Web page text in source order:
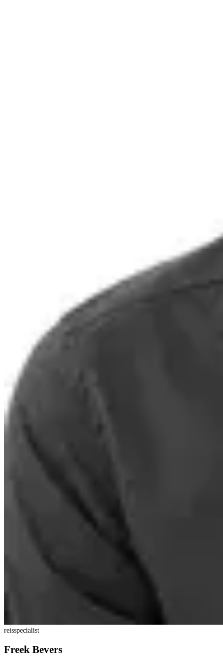
reisspecialist
Freek Bevers